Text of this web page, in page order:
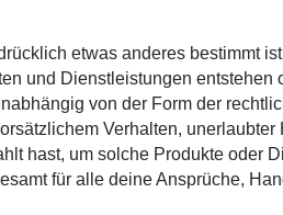
etwas anderes bestimmt
und Dienstleistungen
von der Form der
Verhalten,
hast, um solche Produkte oder
für alle deine Ansprüche,